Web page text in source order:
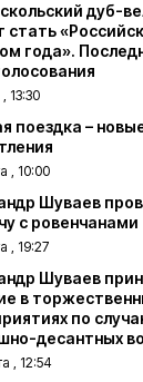
дуб-
стать
года».
13:30
поездка –
, 10:00
Шуваев
с ровенчанами
, 19:27
Шуваев
в
по
десантных
, 12:54